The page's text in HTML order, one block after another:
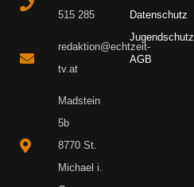
515 285
redaktion@echtzeit-
tv.at
Madstein
5b
8770 St.
Michael i.
Datenschutz
Jugendschutz
AGB